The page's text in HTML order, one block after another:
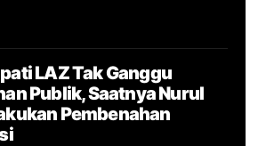
LAZ Tak Ganggu
Publik, Saatnya Nurul
Pembenahan